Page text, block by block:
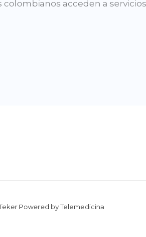
acceden a
Powered by Telemedicina